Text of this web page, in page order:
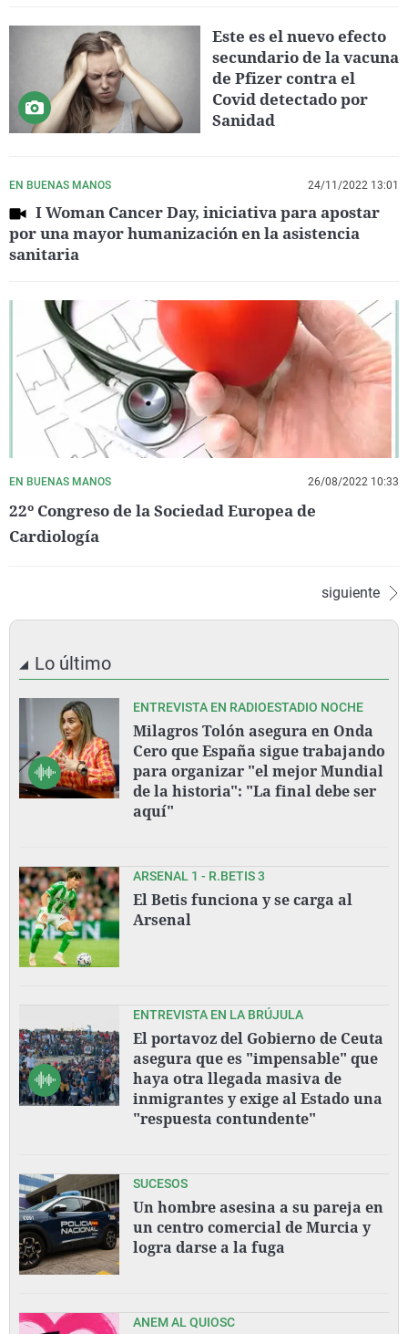
Este es el nuevo efecto
secundario de la vacuna
de Pfizer contra el
Covid detectado por
Sanidad
EN BUENAS MANOS 24/11/2022 13:01
I Woman Cancer Day, iniciativa para apostar
por una mayor humanización en la asistencia
sanitaria
EN BUENAS MANOS 26/08/2022 10:33
22º Congreso de la Sociedad Europea de
Cardiología
siguiente
Lo último
ENTREVISTA EN RADIOESTADIO NOCHE
Milagros Tolón asegura en Onda
Cero que España sigue trabajando
para organizar "el mejor Mundial
de la historia": "La final debe ser
aquí"
ARSENAL 1 - R.BETIS 3
El Betis funciona y se carga al
Arsenal
ENTREVISTA EN LA BRÚJULA
El portavoz del Gobierno de Ceuta
asegura que es "impensable" que
haya otra llegada masiva de
inmigrantes y exige al Estado una
"respuesta contundente"
SUCESOS
Un hombre asesina a su pareja en
un centro comercial de Murcia y
logra darse a la fuga
ANEM AL QUIOSC